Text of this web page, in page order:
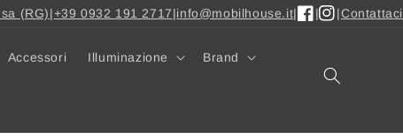
(RG)|+39 0932 191 2717|info@mobilhouse.it|
|
|Contattaci
Accessori Illuminazione Brand